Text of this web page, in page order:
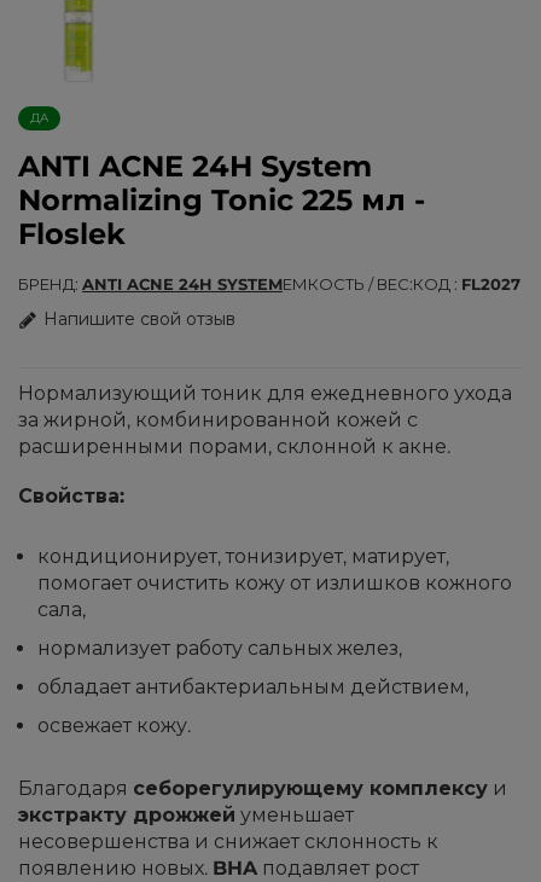
ДА
ANTI ACNE 24H System
Normalizing Tonic 225 мл -
Floslek
БРЕНД ANTI ACNE 24H SYSTEMЕМКОСТЬ / ВЕС КОД FL2027
Напишите свой отзыв
Нормализующий тоник для ежедневного ухода
за жирной, комбинированной кожей с
расширенными порами, склонной к акне.
Свойства:
кондиционирует, тонизирует, матирует,
помогает очистить кожу от излишков кожного
сала,
нормализует работу сальных желез,
обладает антибактериальным действием,
освежает кожу.
Благодаря себорегулирующему комплексу и
экстракту дрожжей уменьшает
несовершенства и снижает склонность к
появлению новых. BHA подавляет рост